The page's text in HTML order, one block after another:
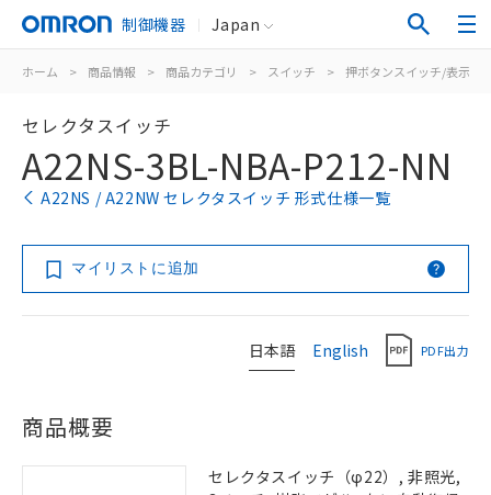
制御機器 Japan
ホーム > 商品情報 > 商品カテゴリ > スイッチ > 押ボタンスイッチ/表示灯
セレクタスイッチ
A22NS-3BL-NBA-P212-NN
A22NS / A22NW セレクタスイッチ 形式仕様一覧
マイリストに追加
日本語 English PDF出力
商品概要
セレクタスイッチ（φ22）, 非照光,